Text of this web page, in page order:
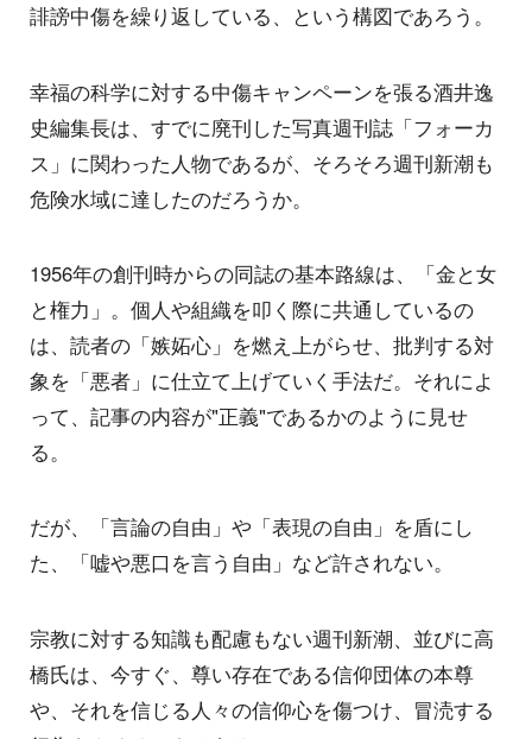
誹謗中傷を繰り返している、という構図であろう。
幸福の科学に対する中傷キャンペーンを張る酒井逸
史編集長は、すでに廃刊した写真週刊誌「フォーカ
ス」に関わった人物であるが、そろそろ週刊新潮も
危険水域に達したのだろうか。
1956年の創刊時からの同誌の基本路線は、「金と女
と権力」。個人や組織を叩く際に共通しているの
は、読者の「嫉妬心」を燃え上がらせ、批判する対
象を「悪者」に仕立て上げていく手法だ。それによ
って、記事の内容が"正義"であるかのように見せ
る。
だが、「言論の自由」や「表現の自由」を盾にし
た、「嘘や悪口を言う自由」など許されない。
宗教に対する知識も配慮もない週刊新潮、並びに高
橋氏は、今すぐ、尊い存在である信仰団体の本尊
や、それを信じる人々の信仰心を傷つけ、冒涜する